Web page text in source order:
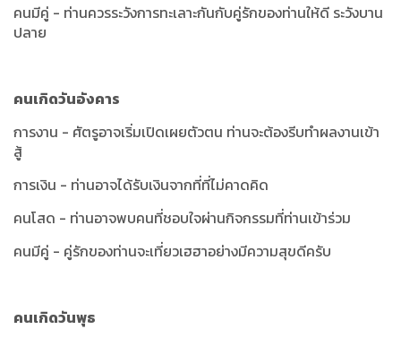
คนมีคู่ - ท่านควรระวังการทะเลาะกันกับคู่รักของท่านให้ดี ระวังบาน
ปลาย
คนเกิดวันอังคาร
การงาน - ศัตรูอาจเริ่มเปิดเผยตัวตน ท่านจะต้องรีบทำผลงานเข้า
สู้
การเงิน - ท่านอาจได้รับเงินจากที่ที่ไม่คาดคิด
คนโสด - ท่านอาจพบคนที่ชอบใจผ่านกิจกรรมที่ท่านเข้าร่วม
คนมีคู่ - คู่รักของท่านจะเที่ยวเฮฮาอย่างมีความสุขดีครับ
คนเกิดวันพุธ